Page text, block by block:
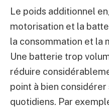
Le poids additionnel
motorisation et la
la consommation et la
Une batterie trop
réduire
point à bien considérer
quotidiens. Par